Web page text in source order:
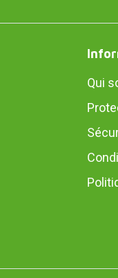
Qui